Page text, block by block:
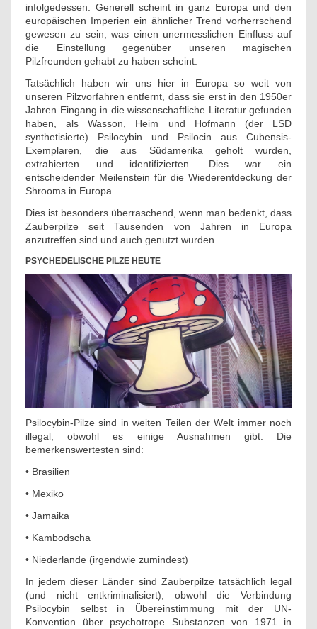
infolgedessen. Generell scheint in ganz Europa und den
europäischen Imperien ein ähnlicher Trend vorherrschend
gewesen zu sein, was einen unermesslichen Einfluss auf
die Einstellung gegenüber unseren magischen
Pilzfreunden gehabt zu haben scheint.
Tatsächlich haben wir uns hier in Europa so weit von
unseren Pilzvorfahren entfernt, dass sie erst in den 1950er
Jahren Eingang in die wissenschaftliche Literatur gefunden
haben, als Wasson, Heim und Hofmann (der LSD
synthetisierte) Psilocybin und Psilocin aus Cubensis-
Exemplaren, die aus Südamerika geholt wurden,
extrahierten und identifizierten. Dies war ein
entscheidender Meilenstein für die Wiederentdeckung der
Shrooms in Europa.
Dies ist besonders überraschend, wenn man bedenkt, dass
Zauberpilze seit Tausenden von Jahren in Europa
anzutreffen sind und auch genutzt wurden.
PSYCHEDELISCHE PILZE HEUTE
Psilocybin-Pilze sind in weiten Teilen der Welt immer noch
illegal, obwohl es einige Ausnahmen gibt. Die
bemerkenswertesten sind:
• Brasilien
• Mexiko
• Jamaika
• Kambodscha
• Niederlande (irgendwie zumindest)
In jedem dieser Länder sind Zauberpilze tatsächlich legal
(und nicht entkriminalisiert); obwohl die Verbindung
Psilocybin selbst in Übereinstimmung mit der UN-
Konvention über psychotrope Substanzen von 1971 in